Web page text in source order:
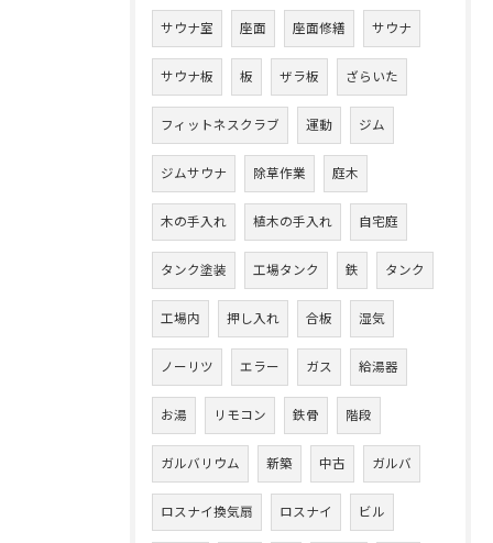
サウナ室 座面 座面修繕 サウナ
サウナ板 板 ザラ板 ざらいた
フィットネスクラブ 運動 ジム
ジムサウナ 除草作業 庭木
木の手入れ 植木の手入れ 自宅庭
タンク塗装 工場タンク 鉄 タンク
工場内 押し入れ 合板 湿気
ノーリツ エラー ガス 給湯器
お湯 リモコン 鉄骨 階段
ガルバリウム 新築 中古 ガルバ
ロスナイ換気扇 ロスナイ ビル